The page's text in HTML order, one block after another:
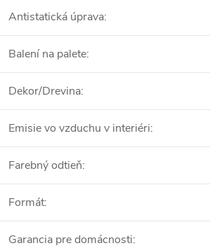
Antistatická úprava:
Balení na palete:
Dekor/Drevina:
Emisie vo vzduchu v interiéri:
Farebný odtieň:
Formát:
Garancia pre domácnosti: